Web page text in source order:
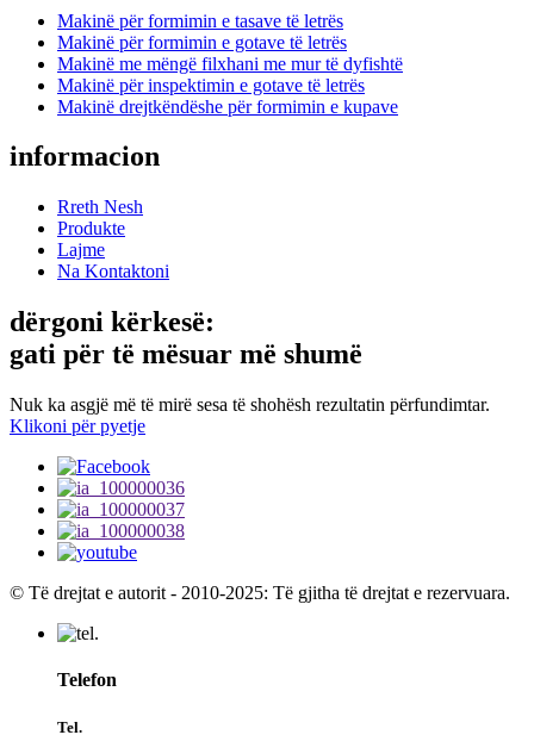
Makinë për formimin e tasave të letrës
Makinë për formimin e gotave të letrës
Makinë me mëngë filxhani me mur të dyfishtë
Makinë për inspektimin e gotave të letrës
Makinë drejtkëndëshe për formimin e kupave
informacion
Rreth Nesh
Produkte
Lajme
Na Kontaktoni
dërgoni kërkesë:
gati për të mësuar më shumë
Nuk ka asgjë më të mirë sesa të shohësh rezultatin përfundimtar.
Klikoni për pyetje
© Të drejtat e autorit - 2010-2025: Të gjitha të drejtat e rezervuara.
Telefon
Tel.